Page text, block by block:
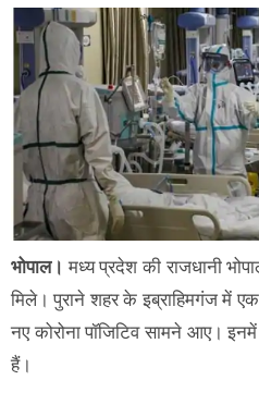
भोपाल। मध्य प्रदेश की राजधानी
मिले। पुराने शहर के इब्राहिमगंज में
नए कोरोना पॉजिटिव सामने आए।
हैं।